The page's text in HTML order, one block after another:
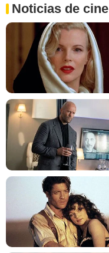
Noticias de cine